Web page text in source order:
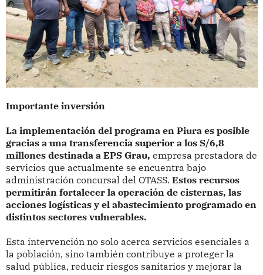
Importante inversión
La implementación del programa en Piura es posible
gracias a una transferencia superior a los S/6,8
millones destinada a EPS Grau, empresa prestadora de
servicios que actualmente se encuentra bajo
administración concursal del OTASS. Estos recursos
permitirán fortalecer la operación de cisternas, las
acciones logísticas y el abastecimiento programado en
distintos sectores vulnerables.
Esta intervención no solo acerca servicios esenciales a
la población, sino también contribuye a proteger la
salud pública, reducir riesgos sanitarios y mejorar la